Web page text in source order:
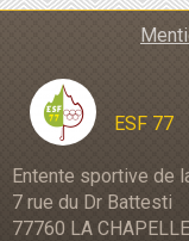
ESF 77
Entente sportive de
7 rue du Dr Battesti
77760 LA